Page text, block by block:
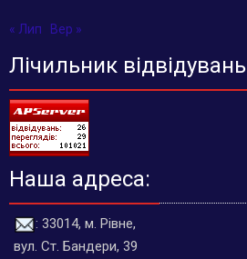
« Лип Вер »
Лічильник відвідувань
Наша адреса:
: 33014, м. Рівне,
вул. Ст. Бандери, 39